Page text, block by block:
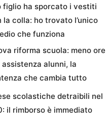
figlio ha sporcato i vestiti
la colla: ho trovato l’unico
che funziona
riforma scuola: meno ore
assistenza alunni, la
che cambia tutto
scolastiche detraibili nel
il rimborso è immediato